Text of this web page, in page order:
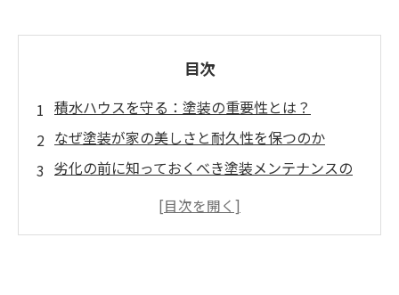
目次
積水ハウスを守る：塗装の重要性とは？
なぜ塗装が家の美しさと耐久性を保つのか
劣化の前に知っておくべき塗装メンテナンスの